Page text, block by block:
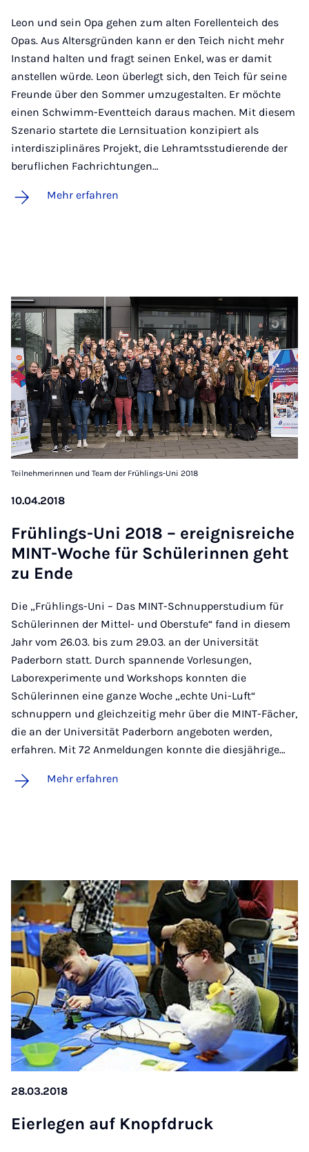
Leon und sein Opa gehen zum alten Forellenteich des
Opas. Aus Altersgründen kann er den Teich nicht mehr
Instand halten und fragt seinen Enkel, was er damit
anstellen würde. Leon überlegt sich, den Teich für seine
Freunde über den Sommer umzugestalten. Er möchte
einen Schwimm-Eventteich daraus machen. Mit diesem
Szenario startete die Lernsituation konzipiert als
interdisziplinäres Projekt, die Lehramtsstudierende der
beruflichen Fachrichtungen…
Mehr erfahren
Teilnehmerinnen und Team der Frühlings-Uni 2018
10.04.2018
Früh­lings-Uni 2018 – er­eig­nis­rei­che
MINT-Wo­che für Schü­le­rin­nen geht
zu En­de
Die „Frühlings-Uni – Das MINT-Schnupperstudium für
Schülerinnen der Mittel- und Oberstufe“ fand in diesem
Jahr vom 26.03. bis zum 29.03. an der Universität
Paderborn statt. Durch spannende Vorlesungen,
Laborexperimente und Workshops konnten die
Schülerinnen eine ganze Woche „echte Uni-Luft“
schnuppern und gleichzeitig mehr über die MINT-Fächer,
die an der Universität Paderborn angeboten werden,
erfahren. Mit 72 Anmeldungen konnte die diesjährige…
Mehr erfahren
28.03.2018
Ei­er­le­gen auf Knopf­druck